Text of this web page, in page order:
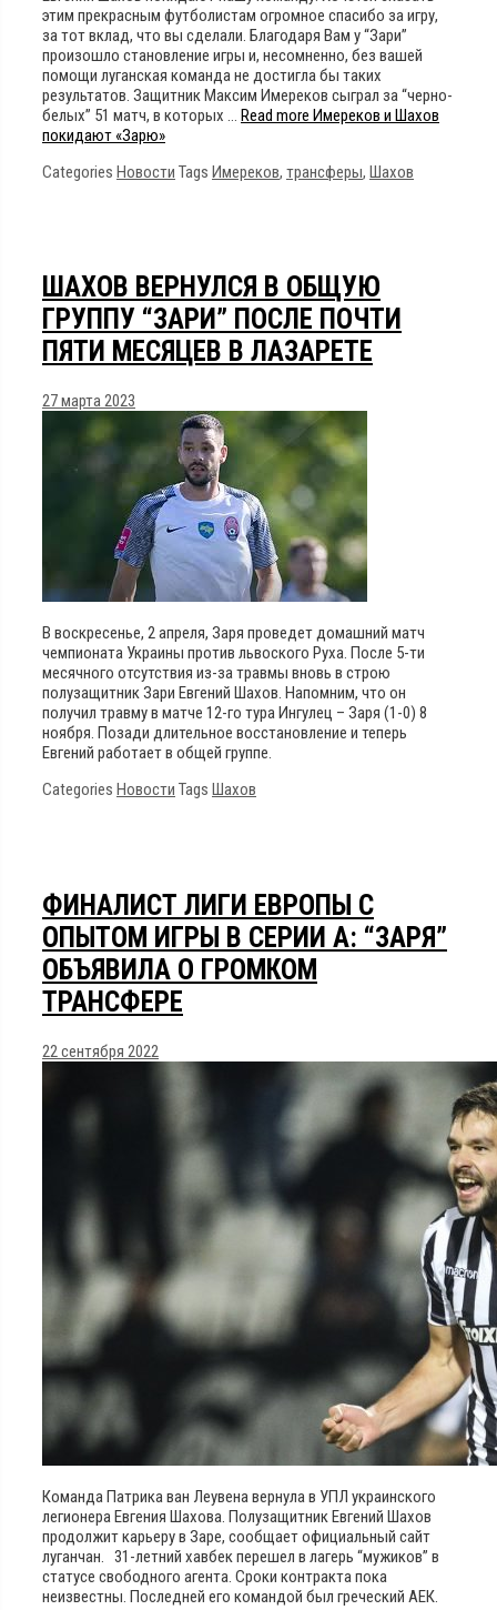
этим прекрасным футболистам огромное спасибо за игру,
за тот вклад, что вы сделали. Благодаря Вам у “Зари”
произошло становление игры и, несомненно, без вашей
помощи луганская команда не достигла бы таких
результатов. Защитник Максим Имереков сыграл за “черно-
белых” 51 матч, в которых … Read more Имереков и Шахов
покидают «Зарю»
Categories Новости Tags Имереков, трансферы, Шахов
ШАХОВ ВЕРНУЛСЯ В ОБЩУЮ
ГРУППУ “ЗАРИ” ПОСЛЕ ПОЧТИ
ПЯТИ МЕСЯЦЕВ В ЛАЗАРЕТЕ
27 марта 2023
В воскресенье, 2 апреля, Заря проведет домашний матч
чемпионата Украины против львоского Руха. После 5-ти
месячного отсутствия из-за травмы вновь в строю
полузащитник Зари Евгений Шахов. Напомним, что он
получил травму в матче 12-го тура Ингулец – Заря (1-0) 8
ноября. Позади длительное восстановление и теперь
Евгений работает в общей группе.
Categories Новости Tags Шахов
ФИНАЛИСТ ЛИГИ ЕВРОПЫ С
ОПЫТОМ ИГРЫ В СЕРИИ А: “ЗАРЯ”
ОБЪЯВИЛА О ГРОМКОМ
ТРАНСФЕРЕ
22 сентября 2022
Команда Патрика ван Леувена вернула в УПЛ украинского
легионера Евгения Шахова. Полузащитник Евгений Шахов
продолжит карьеру в Заре, сообщает официальный сайт
луганчан. 31-летний хавбек перешел в лагерь “мужиков” в
статусе свободного агента. Сроки контракта пока
неизвестны. Последней его командой был греческий АЕК.